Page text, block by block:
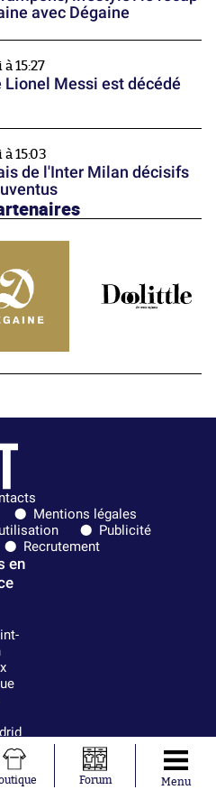
avec Dégaine
15:27
Lionel Messi est décédé
15:03
de l'Inter Milan décisifs
Mentions légales
Publicité
Recrutement
en
Forum Menu